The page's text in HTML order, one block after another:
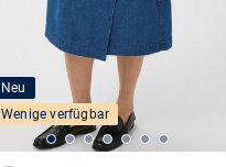
Neu
Wenige verfügbar